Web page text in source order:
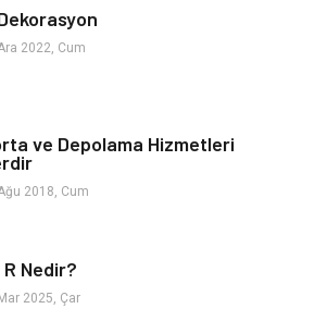
Organizasyon
Hobi
2022, Cum
ve Depolama Hizmetleri
2018, Cum
R Nedir?
2025, Çar